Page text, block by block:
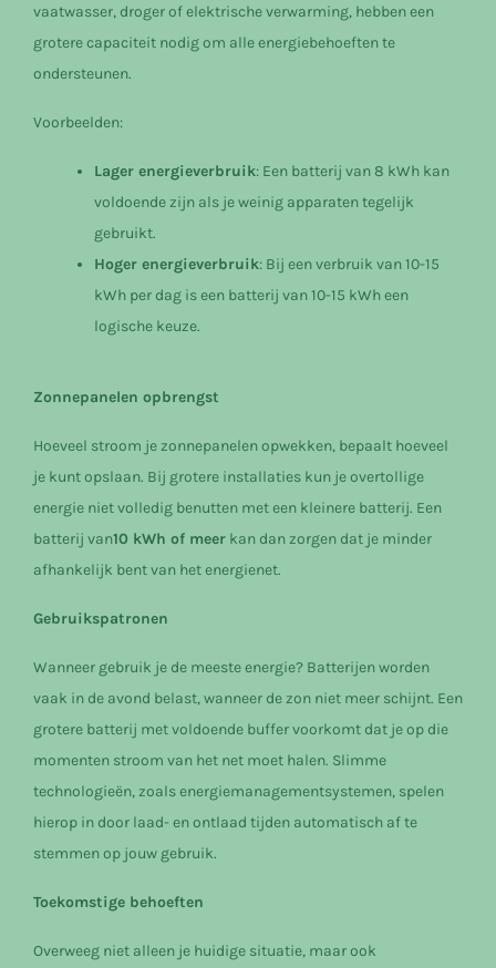
vaatwasser, droger of elektrische verwarming, hebben een
grotere capaciteit nodig om alle energiebehoeften te
ondersteunen.
Voorbeelden:
Lager energieverbruik: Een batterij van 8 kWh kan
voldoende zijn als je weinig apparaten tegelijk
gebruikt.
Hoger energieverbruik: Bij een verbruik van 10-15
kWh per dag is een batterij van 10-15 kWh een
logische keuze.
Zonnepanelen opbrengst
Hoeveel stroom je zonnepanelen opwekken, bepaalt hoeveel
je kunt opslaan. Bij grotere installaties kun je overtollige
energie niet volledig benutten met een kleinere batterij. Een
batterij van10 kWh of meer kan dan zorgen dat je minder
afhankelijk bent van het energienet.
Gebruikspatronen
Wanneer gebruik je de meeste energie? Batterijen worden
vaak in de avond belast, wanneer de zon niet meer schijnt. Een
grotere batterij met voldoende buffer voorkomt dat je op die
momenten stroom van het net moet halen. Slimme
technologieën, zoals energiemanagementsystemen, spelen
hierop in door laad- en ontlaad tijden automatisch af te
stemmen op jouw gebruik.
Toekomstige behoeften
Overweeg niet alleen je huidige situatie, maar ook